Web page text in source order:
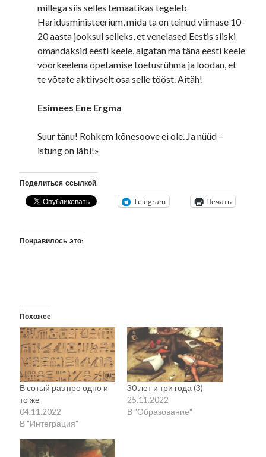
millega siis selles temaatikas tegeleb
Haridusministeerium, mida ta on teinud viimase 10–
20 aasta jooksul selleks, et venelased Eestis siiski
omandaksid eesti keele, algatan ma täna eesti keele
võõrkeelena õpetamise toetusrühma ja loodan, et
te võtate aktiivselt osa selle tööst. Aitäh!
Esimees Ene Ergma
Suur tänu! Rohkem kõnesoove ei ole. Ja nüüd –
istung on läbi!»
Поделиться ссылкой:
Telegram Печать
Понравилось это:
Похожее
В сотый раз про одно и
то же
04.11.2022
В "Интеграция"
30 лет и три года (3)
25.11.2022
В "Образование"